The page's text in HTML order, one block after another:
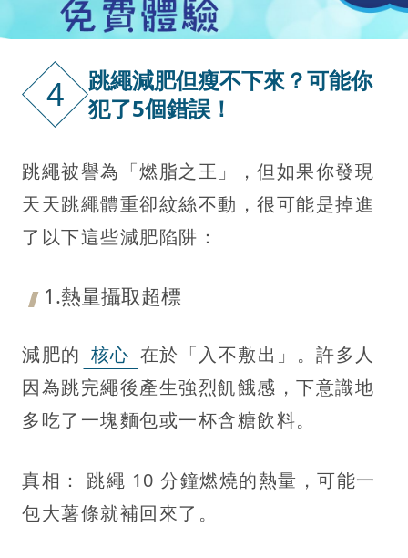
4
跳繩減肥但瘦不下來？可能你
犯了5個錯誤！
跳繩被譽為「燃脂之王」，但如果你發現
天天跳繩體重卻紋絲不動，很可能是掉進
了以下這些減肥陷阱：
1.熱量攝取超標
減肥的 核心 在於「入不敷出」。許多人
因為跳完繩後產生強烈飢餓感，下意識地
多吃了一塊麵包或一杯含糖飲料。
真相： 跳繩 10 分鐘燃燒的熱量，可能一
包大薯條就補回來了。